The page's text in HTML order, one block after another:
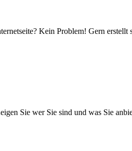
Kein Problem! Gern
Sie wer Sie sind und was Sie